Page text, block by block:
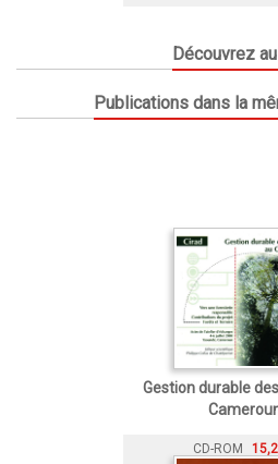
Découvrez
Publications dans la
Gestion durable
CD-ROM